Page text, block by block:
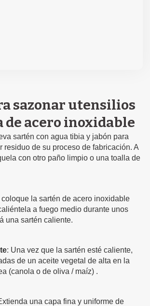
sazonar utensilios
de acero inoxidable
sartén con agua tibia y jabón para
residuo de su proceso de fabricación. A
con otro paño limpio o una toalla de
coloque la sartén de acero inoxidable
a fuego medio durante unos
una sartén caliente.
: Una vez que la sartén esté caliente,
de un aceite vegetal de alta en la
(canola o de oliva / maíz) .
una capa fina y uniforme de